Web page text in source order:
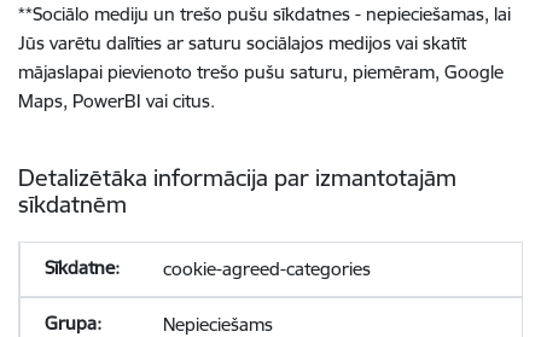
**Sociālo mediju un trešo pušu sīkdatnes - nepieciešamas, lai
Jūs varētu dalīties ar saturu sociālajos medijos vai skatīt
mājaslapai pievienoto trešo pušu saturu, piemēram, Google
Maps, PowerBI vai citus.
Detalizētāka informācija par izmantotajām
sīkdatnēm
cookie-agreed-categories
Nepieciešams